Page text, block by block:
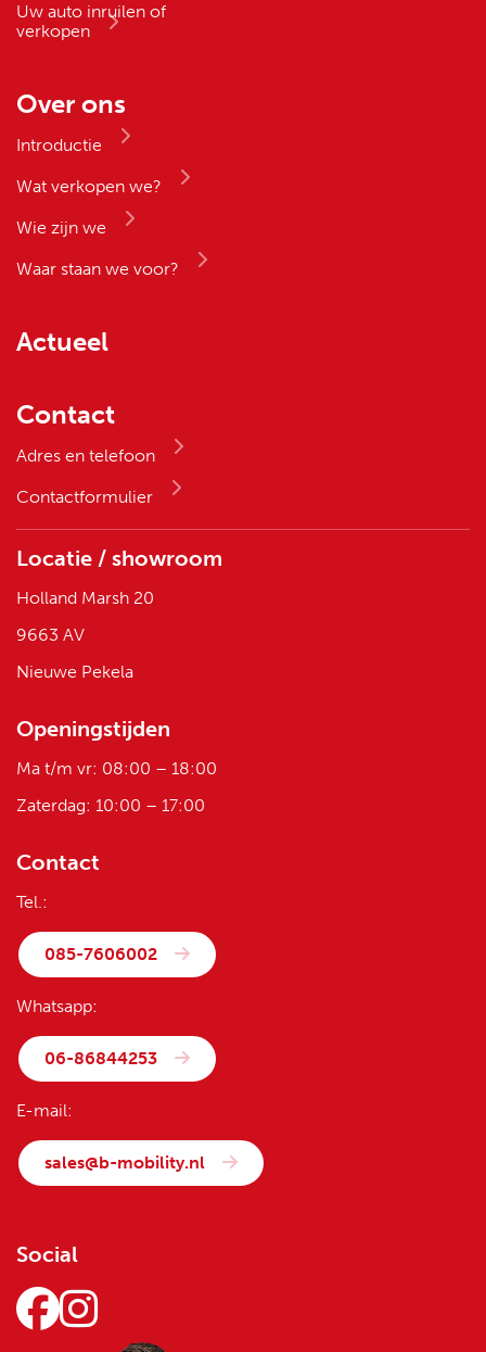
Uw auto inruilen of
verkopen
Over ons
Introductie
Wat verkopen we?
Wie zijn we
Waar staan we voor?
Actueel
Contact
Adres en telefoon
Contactformulier
Locatie / showroom
Holland Marsh 20
9663 AV
Nieuwe Pekela
Openingstijden
Ma t/m vr: 08:00 – 18:00
Zaterdag: 10:00 – 17:00
Contact
Tel.:
085-7606002
Whatsapp:
06-86844253
E-mail:
sales@b-mobility.nl
Social